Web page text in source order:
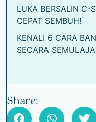
LUKA BERSALIN C-
CEPAT SEMBUH!
KENALI 6 CARA
SECARA
Share: